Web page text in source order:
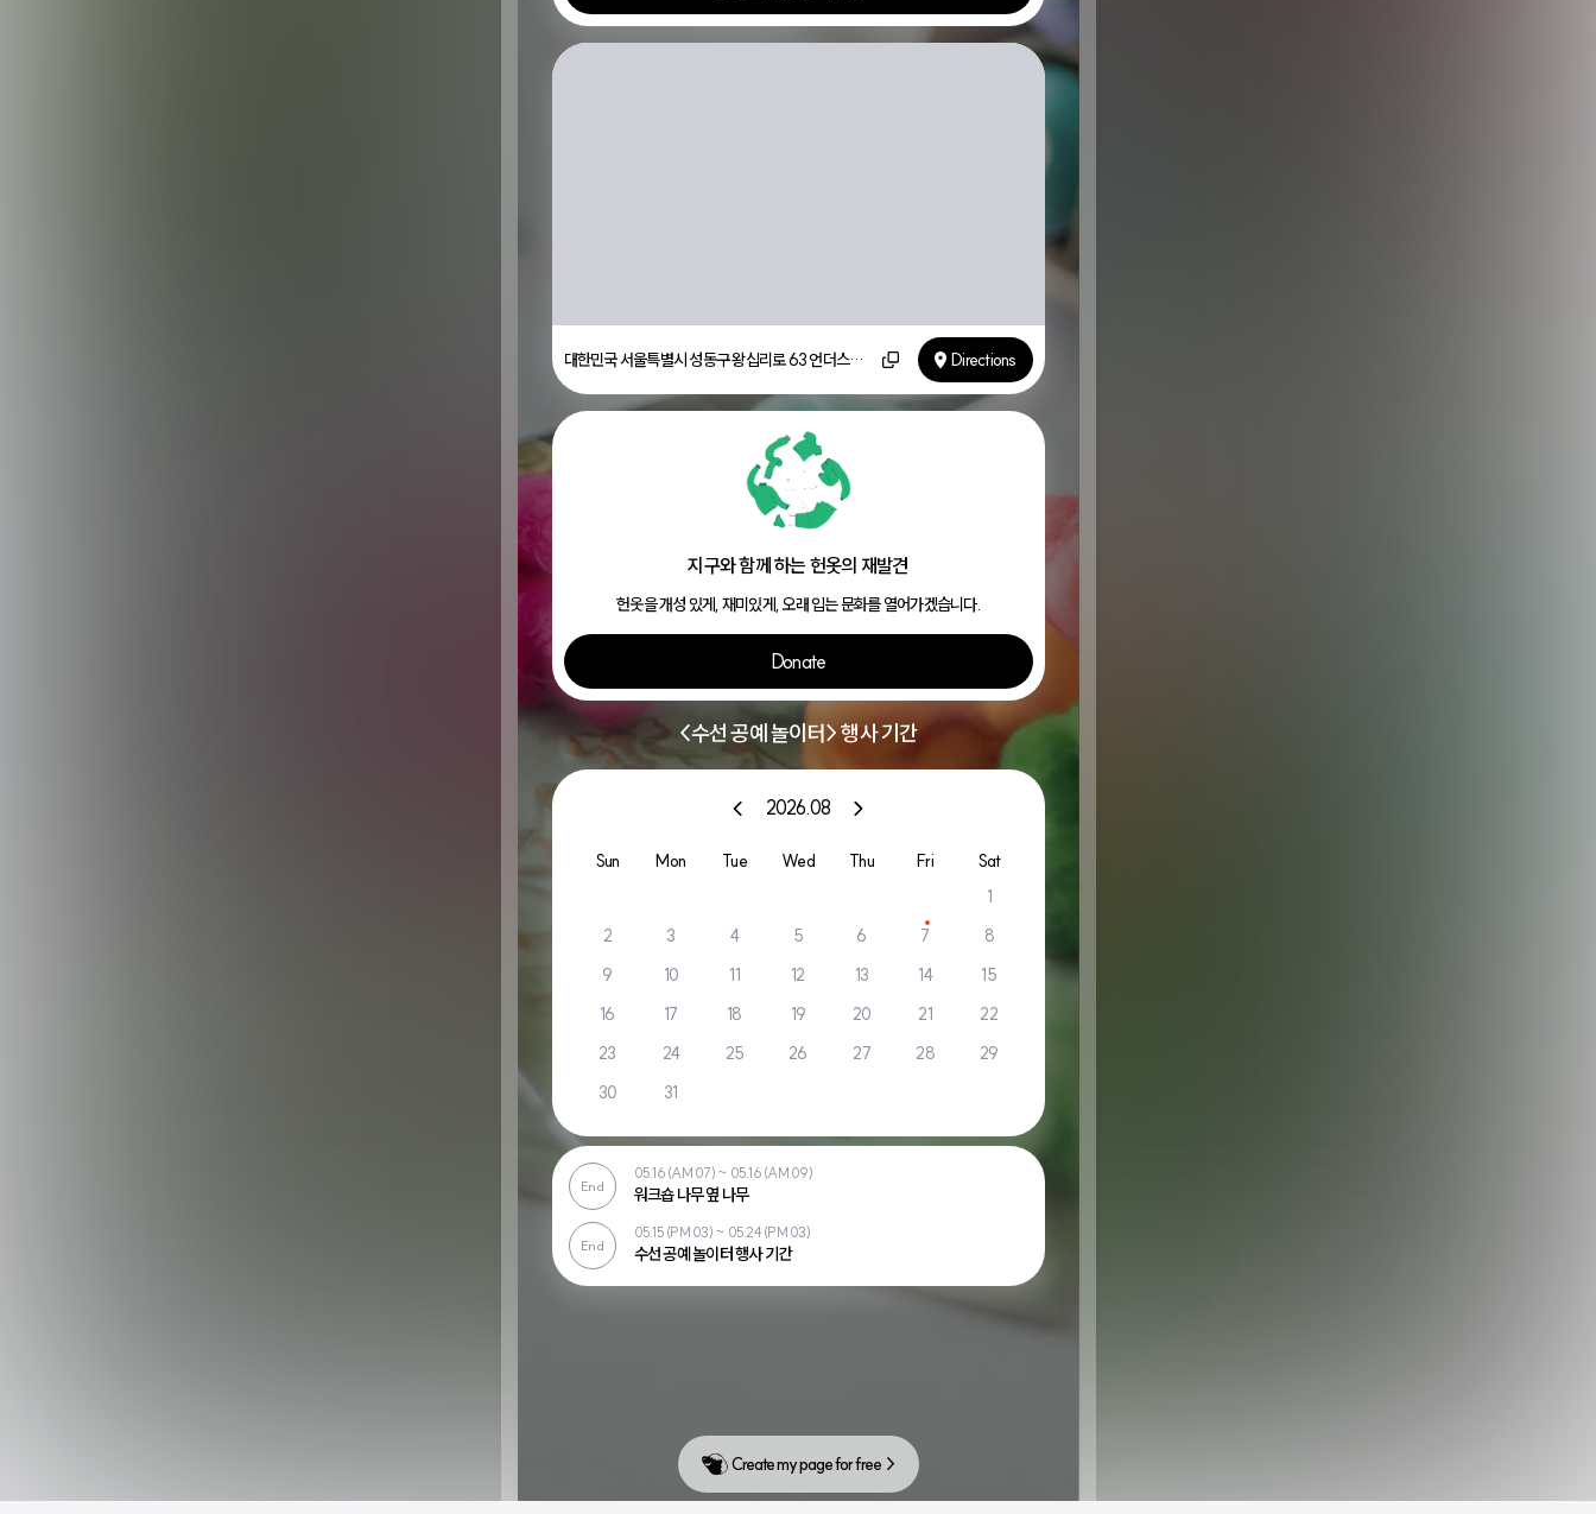
대한민국 서울특별시 성동구 왕십리로 63 언더스탠드에비뉴 A8-1 Directions
지구와 함께 하는 헌옷의 재발견
헌옷을 개성 있게, 재미있게, 오래 입는 문화를 열어가겠습니다.
Donate
<수선 공예 놀이터> 행사 기간
2026.08
Sun Mon Tue Wed Thu Fri
Sat
1
2
3 4 5 6 7
8
9
10 11 12 13 14
15
16
17 18 19 20 21
22
23
24 25 26 27 28
29
30
31
End
05.16 (AM 07) ~ 05.16 (AM 09)
워크숍 나무 옆 나무
End
05.15 (PM 03) ~ 05.24 (PM 03)
수선 공예 놀이터 행사 기간
Create my page for free  >